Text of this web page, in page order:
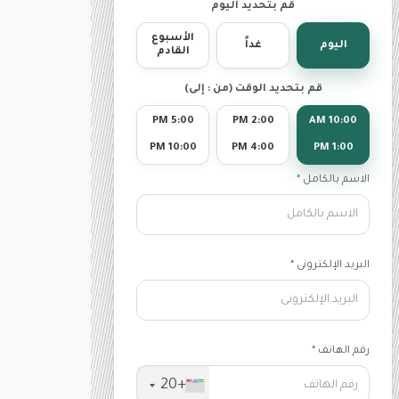
قم بتحديد اليوم
اليوم غداً
الأسبوع
القادم
قم بتحديد الوقت (من : إلى)
10:00 AM
1:00 PM
2:00 PM
4:00 PM
5:00 PM
10:00 PM
الاسم بالكامل *
البريد الإلكترونى *
رقم الهاتف *
+20